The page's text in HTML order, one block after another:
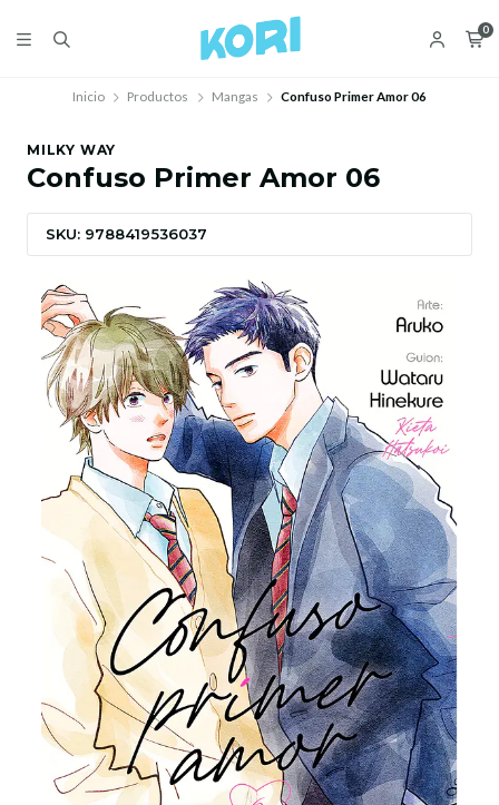
0
Inicio Productos Mangas Confuso Primer Amor 06
MILKY WAY
Confuso Primer Amor 06
SKU: 9788419536037